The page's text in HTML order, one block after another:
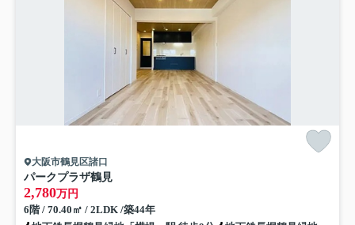
大阪市鶴見区諸口
パークプラザ鶴見
2,780万円
6階 / 70.40㎡ / 2LDK /築44年